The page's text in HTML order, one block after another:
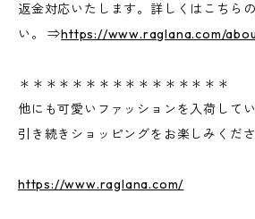
返金対応いたします。詳しくはこちら
い。 ⇒https://www.raglana.com/
＊＊＊＊＊＊＊＊＊＊＊＊＊＊＊＊
他にも可愛いファッションを入荷して
引き続きショッピングをお楽しみくださ
https://www.raglana.com/